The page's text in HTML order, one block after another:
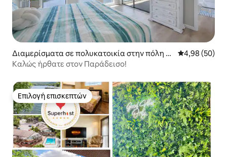
Διαμερίσματα σε πολυκατοικία στην πόλη O
sage Beach
Μέση
4,98 (50)
Καλώς ήρθατε στον Παράδεισο!
Επιλογή επισκεπτών
Επιλογή επισκεπτών